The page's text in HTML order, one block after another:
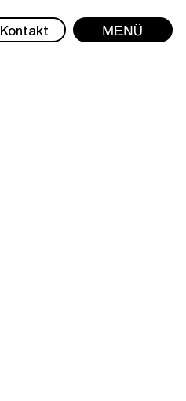
Kontakt Menü